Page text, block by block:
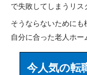
で失敗してしまうリス
そうならないためにも
自分に合った老人ホー
今人気の転